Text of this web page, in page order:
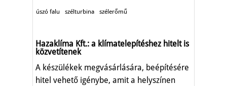
úszó falu szélturbina szélerőmű
Hazaklíma Kft.: a klímatelepítéshez hitelt is
közvetítenek
A készülékek megvásárlására, beépítésére
hitel vehető igénybe, amit a helyszínen